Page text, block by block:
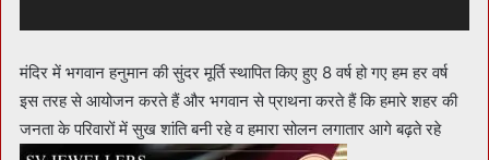
मंदिर में भगवान हनुमान की सुंदर मूर्ति स्थापित किए हुए 8 वर्ष हो गए हम हर वर्ष
इस तरह से आयोजन करते हैं और भगवान से प्राथना करते हैं कि हमारे शहर की
जनता के परिवारों में सुख शांति बनी रहे व हमारा सोलन लगातार आगे बढ़ते रहे